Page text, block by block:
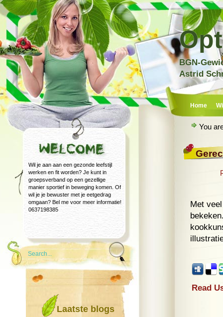
BGN-
Astrid
Home
Wil je aan aan een gezonde leefstijl
werken en fit worden? Je kunt in
groepsverband op een gezellige
manier sportief in beweging komen. Of
wil je je bewuster met je eetgedrag
omgaan? Bel me voor meer informatie!
0637198385
Laatste blogs
You
Met
Read